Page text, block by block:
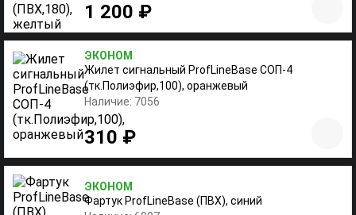
1 200 ₽
ЭКОНОМ
Жилет сигнальный ProfLineBase СОП-4
(тк.Полиэфир,100), оранжевый
Наличие: 7056
310 ₽
ЭКОНОМ
Фартук ProfLineBase (ПВХ), синий